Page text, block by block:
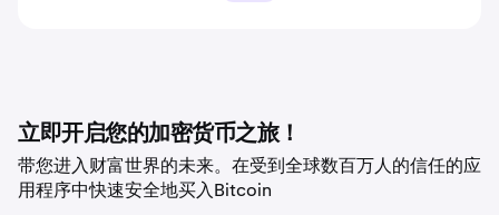
立即开启您的加密货币之旅！
带您进入财富世界的未来。在受到全球数百万人的信任的应
用程序中快速安全地买入Bitcoin